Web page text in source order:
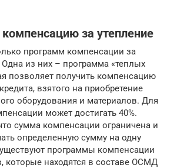
за утепление
программ компенсации за
из них – программа «теплых
позволяет получить компенсацию
взятого на приобретение
оборудования и материалов. Для
может достигать 40%.
сумма компенсации ограничена и
определенную сумму на одну
программы компенсации
которые находятся в составе ОСМД